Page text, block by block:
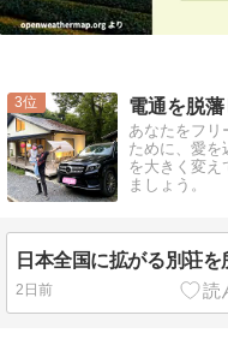
3
あなたをフリ
ために、愛を
を大きく変え
ましょう。
日本全国に拡がる別荘を
2日前